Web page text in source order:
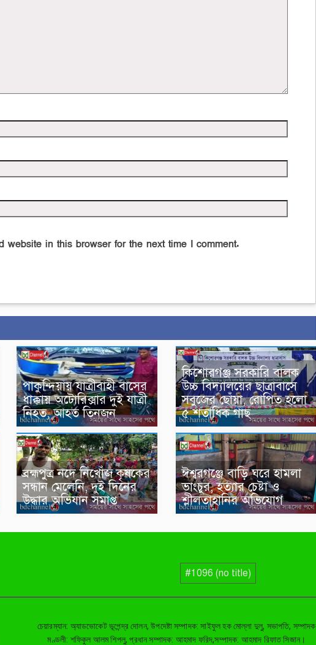
website in this browser for the next time I comment.
পাকুন্দিয়ায় যাত্রীবাহী বাসের
ধাক্কায় অটোরিক্সার দুই যাত্রী
নিহত, আহত তিনজন
কিশোরগঞ্জ সরকারি বালক
উচ্চ বিদ্যালয়ের ছাত্রাবাসে
সবুজের ছোঁয়া, রোপিত হলো
৫ শতাধিক গাছ
ব্রহ্মপুত্র নদে নিখোঁজ কৃষকের
সন্ধান মেলেনি, দুই দিনের
উদ্ধার অভিযান সমাপ্ত
ঈশ্বরগঞ্জে বাড়ি ঘরে হামলা
ভাংচুর, হত্যার চেষ্টা ও
শ্লীলতাহানির অভিযোগ
#1096 (no title)
চেয়ারম্যান: অ্যাডভোকেট ভূপেন্দ্র দোলন, উপদেষ্টা সম্পাদক: সাইফুল হক মোল্লা দুলু, সভাপতি, সম্পাদক
মণ্ডলী: শফিকুল আলম শিপলু, প্রধান সম্পাদক: আহমাদ ফরিদ,সম্পাদক: আহমাদ রিফাত সিজান।